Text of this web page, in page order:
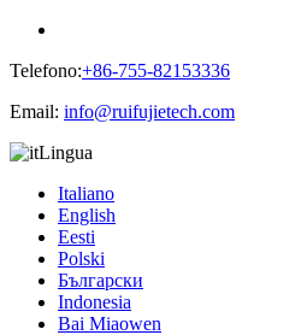
Telefono:+86-755-82153336
Email: info@ruifujietech.com
Lingua
Italiano
English
Eesti
Polski
Български
Indonesia
Bai Miaowen